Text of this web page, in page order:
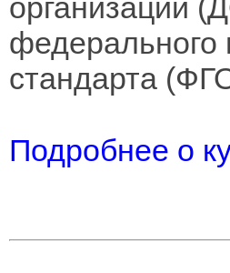
организации
федерального
стандарта
Подробнее о